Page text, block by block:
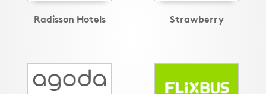
Radisson Hotels Strawberry